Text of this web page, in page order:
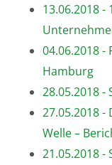
13.06.2018
04.06.2018
Hamburg
28.05.2018
27.05.2018
Welle –
21.05.2018